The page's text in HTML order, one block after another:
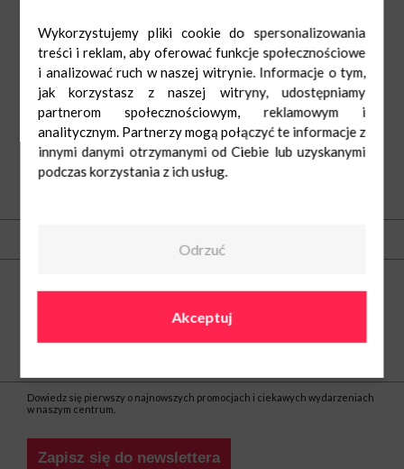
ul. Olsztyńska 8
e-mail:nowebielawy@greenman.pl
Dowiedz się pierwszy o najnowszych promocjach i ciekawych wydarzeniach
w naszym centrum.
Zapisz się do newslettera
Wykorzystujemy pliki cookie do spersonalizowania
treści i reklam, aby oferować funkcje społecznościowe
i analizować ruch w naszej witrynie. Informacje o tym,
jak korzystasz z naszej witryny, udostępniamy
partnerom społecznościowym, reklamowym i
analitycznym. Partnerzy mogą połączyć te informacje z
innymi danymi otrzymanymi od Ciebie lub uzyskanymi
podczas korzystania z ich usług.
Odrzuć
Akceptuj